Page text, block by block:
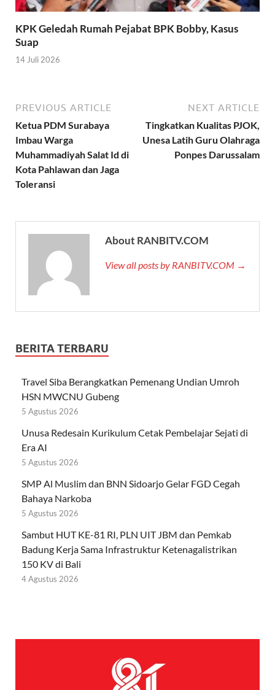
KPK Geledah Rumah Pejabat BPK Bobby, Kasus
Suap
14 Juli 2026
PREVIOUS ARTICLE
Ketua PDM Surabaya
Imbau Warga
Muhammadiyah Salat Id di
Kota Pahlawan dan Jaga
Toleransi
NEXT ARTICLE
Tingkatkan Kualitas PJOK,
Unesa Latih Guru Olahraga
Ponpes Darussalam
About RANBITV.COM
View all posts by RANBITV.COM →
BERITA TERBARU
Travel Siba Berangkatkan Pemenang Undian Umroh
HSN MWCNU Gubeng
5 Agustus 2026
Unusa Redesain Kurikulum Cetak Pembelajar Sejati di
Era AI
5 Agustus 2026
SMP Al Muslim dan BNN Sidoarjo Gelar FGD Cegah
Bahaya Narkoba
5 Agustus 2026
Sambut HUT KE-81 RI, PLN UIT JBM dan Pemkab
Badung Kerja Sama Infrastruktur Ketenagalistrikan
150 KV di Bali
4 Agustus 2026